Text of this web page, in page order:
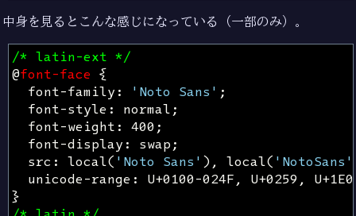
中身を見るとこんな感じになっている（一部のみ）。
/* latin-ext */
@font-face {
font-family : 'Noto Sans' ;
font-style : normal ;
font-weight : 400 ;
font-display : swap ;
src : local( 'Noto Sans' ), local( 'NotoSans'
unicode-range : U+0100-024F , U+0259 , U+
}